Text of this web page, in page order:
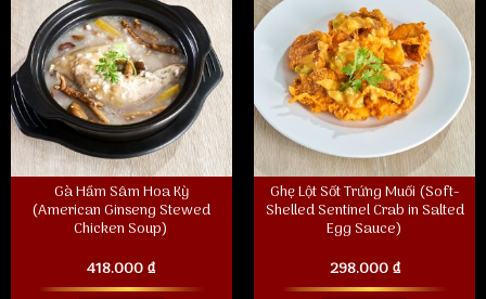
Gà Hầm Sâm Hoa Kỳ
(American Ginseng Stewed
Chicken Soup)
418.000₫
Ghẹ Lột Sốt Trứng Muối (Soft-
Shelled Sentinel Crab in Salted
Egg Sauce)
298.000₫